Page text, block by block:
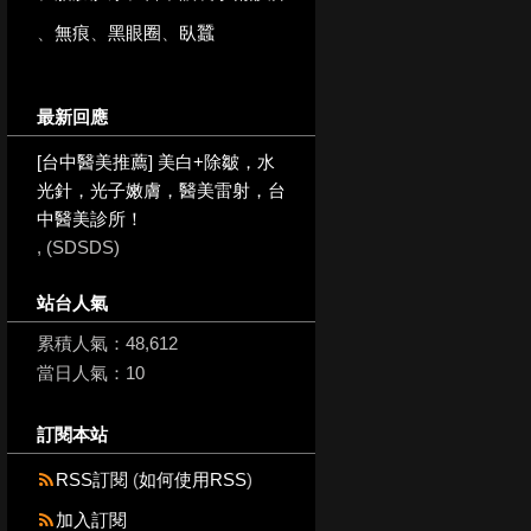
無痕 黑眼圈 臥蠶
最新回應
[台中醫美推薦] 美白+除皺，水
光針，光子嫩膚，醫美雷射，台
中醫美診所！
, (SDSDS)
站台人氣
累積人氣： 48,612
當日人氣： 10
訂閱本站
RSS訂閱 (如何使用RSS)
加入訂閱